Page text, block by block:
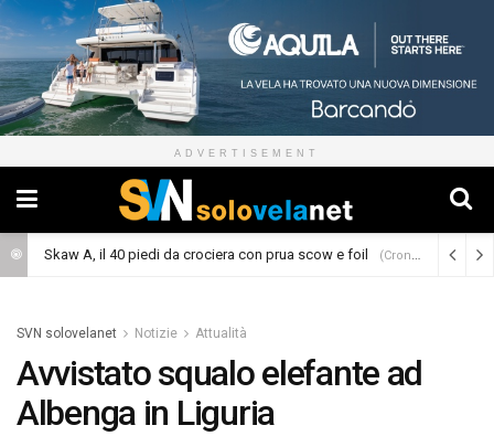
ADVERTISEMENT
Skaw A, il 40 piedi da crociera con prua scow e foil (Cronaca)
SVN solovelanet Notizie Attualità
Avvistato squalo elefante ad
Albenga in Liguria